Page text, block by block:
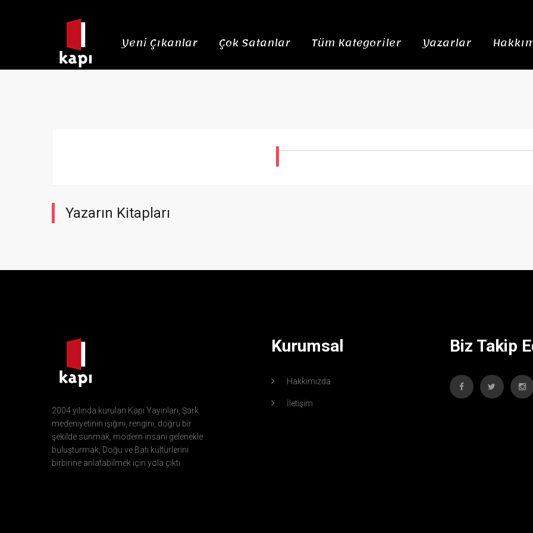
Yeni Çıkanlar Çok Satanlar Tüm Kategoriler Yazarlar
Yazarın Kitapları
2004 yılında kurulan Kapı Yayınları, Şark
medeniyetinin ışığını, rengini, doğru bir
şekilde sunmak, modern insanı gelenekle
buluşturmak, Doğu ve Batı kültürlerini
birbirine anlatabilmek için yola çıktı.
Kurumsal
Hakkımızda
İletişim
Biz Takip